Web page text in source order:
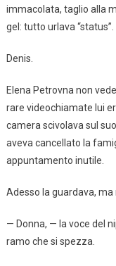
immacolata, taglio alla
gel: tutto urlava “status”.
Denis.
Elena Petrovna non
rare videochiamate lui
camera scivolava sul
aveva cancellato la
appuntamento inutile.
Adesso la guardava, ma
— Donna, — la voce del
ramo che si spezza.